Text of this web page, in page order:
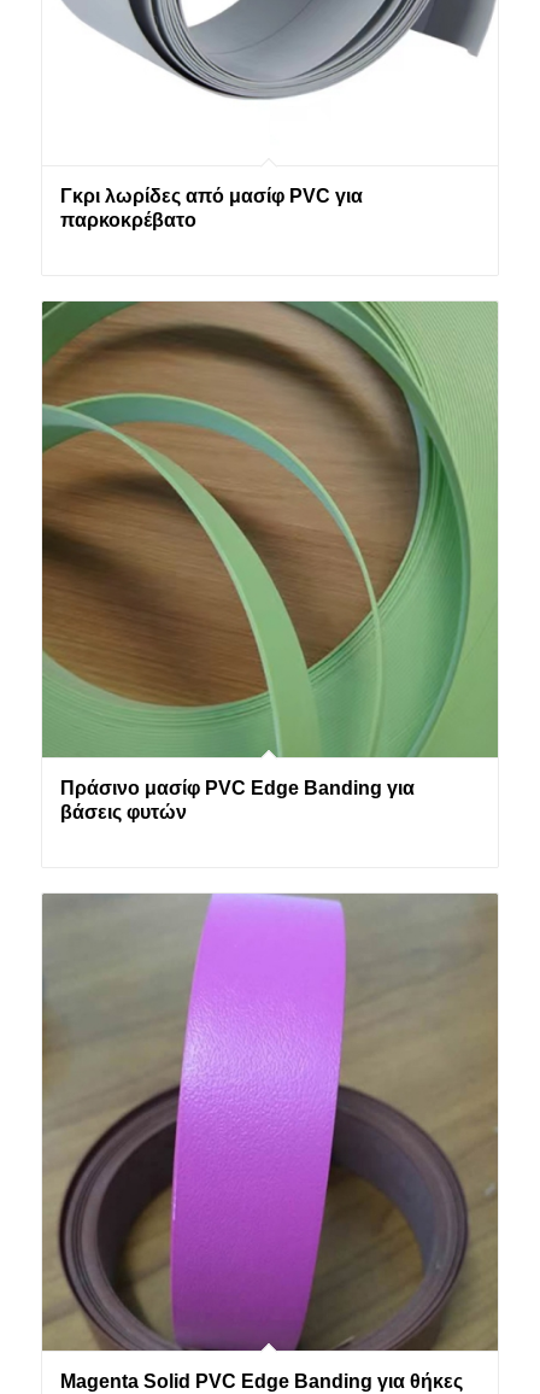
Γκρι λωρίδες από μασίφ PVC για
παρκοκρέβατο
Πράσινο μασίφ PVC Edge Banding για
βάσεις φυτών
Magenta Solid PVC Edge Banding για θήκες